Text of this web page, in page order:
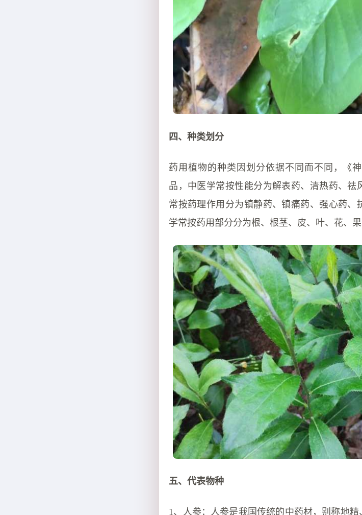
四、种类划分
药用植物的种类因划分依据不同而不同，《
品，中医学常按性能分为解表药、清热药、
常按药理作用分为镇静药、镇痛药、强心药
学常按药用部分分为根、根茎、皮、叶、花、果
五、代表物种
1、人参：人参是我国传统的中药材，别称地